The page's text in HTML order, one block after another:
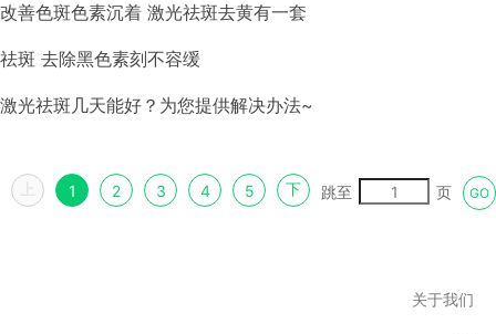
改善色斑色素沉着 激光祛斑去黄有一套
祛斑 去除黑色素刻不容缓
激光祛斑几天能好？为您提供解决办法~
1 2 3 4 5 下 跳至 页 GO
关于我们